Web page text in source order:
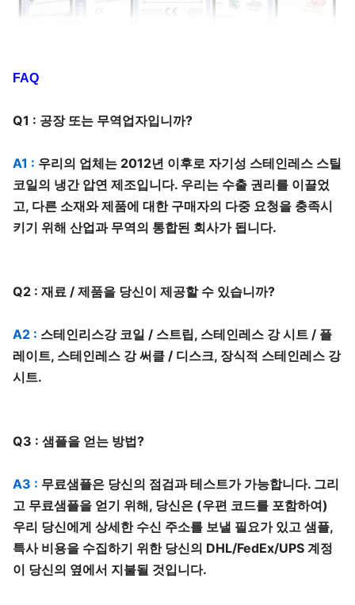
FAQ
Q1 : 공장 또는 무역업자입니까?
A1 : 우리의 업체는 2012년 이후로 자기성 스테인레스 스틸
코일의 냉간 압연 제조입니다. 우리는 수출 권리를 이끌었
고, 다른 소재와 제품에 대한 구매자의 다중 요청을 충족시
키기 위해 산업과 무역의 통합된 회사가 됩니다.
Q2 : 재료 / 제품을 당신이 제공할 수 있습니까?
A2 : 스테인리스강 코일 / 스트립, 스테인레스 강 시트 / 플
레이트, 스테인레스 강 써클 / 디스크, 장식적 스테인레스 강
시트.
Q3 : 샘플을 얻는 방법?
A3 : 무료샘플은 당신의 점검과 테스트가 가능합니다. 그리
고 무료샘플을 얻기 위해, 당신은 (우편 코드를 포함하여)
우리 당신에게 상세한 수신 주소를 보낼 필요가 있고 샘플,
특사 비용을 수집하기 위한 당신의 DHL/FedEx/UPS 계정
이 당신의 옆에서 지불될 것입니다.